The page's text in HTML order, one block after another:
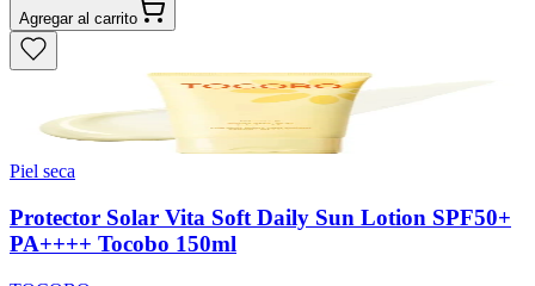
Agregar al carrito
Piel seca
Protector Solar Vita Soft Daily Sun Lotion SPF50+
PA++++ Tocobo 150ml